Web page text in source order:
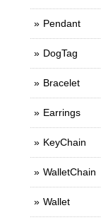
Pendant
DogTag
Bracelet
Earrings
KeyChain
WalletChain
Wallet